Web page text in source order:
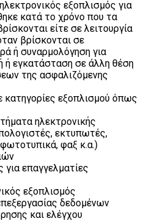
εξοπλισμός για
κατά το χρόνο που τα
είτε σε λειτουργία
βρίσκονται σε
ή συναρμολόγηση για
ή εγκατάσταση σε άλλη θέση
της ασφαλιζόμενης
κατηγορίες εξοπλισμού όπως
ηλεκτρονικής
εκτυπωτές,
φαξ κ.α.)
επαγγελματίες
εξοπλισμός
δεδομένων
και ελέγχου